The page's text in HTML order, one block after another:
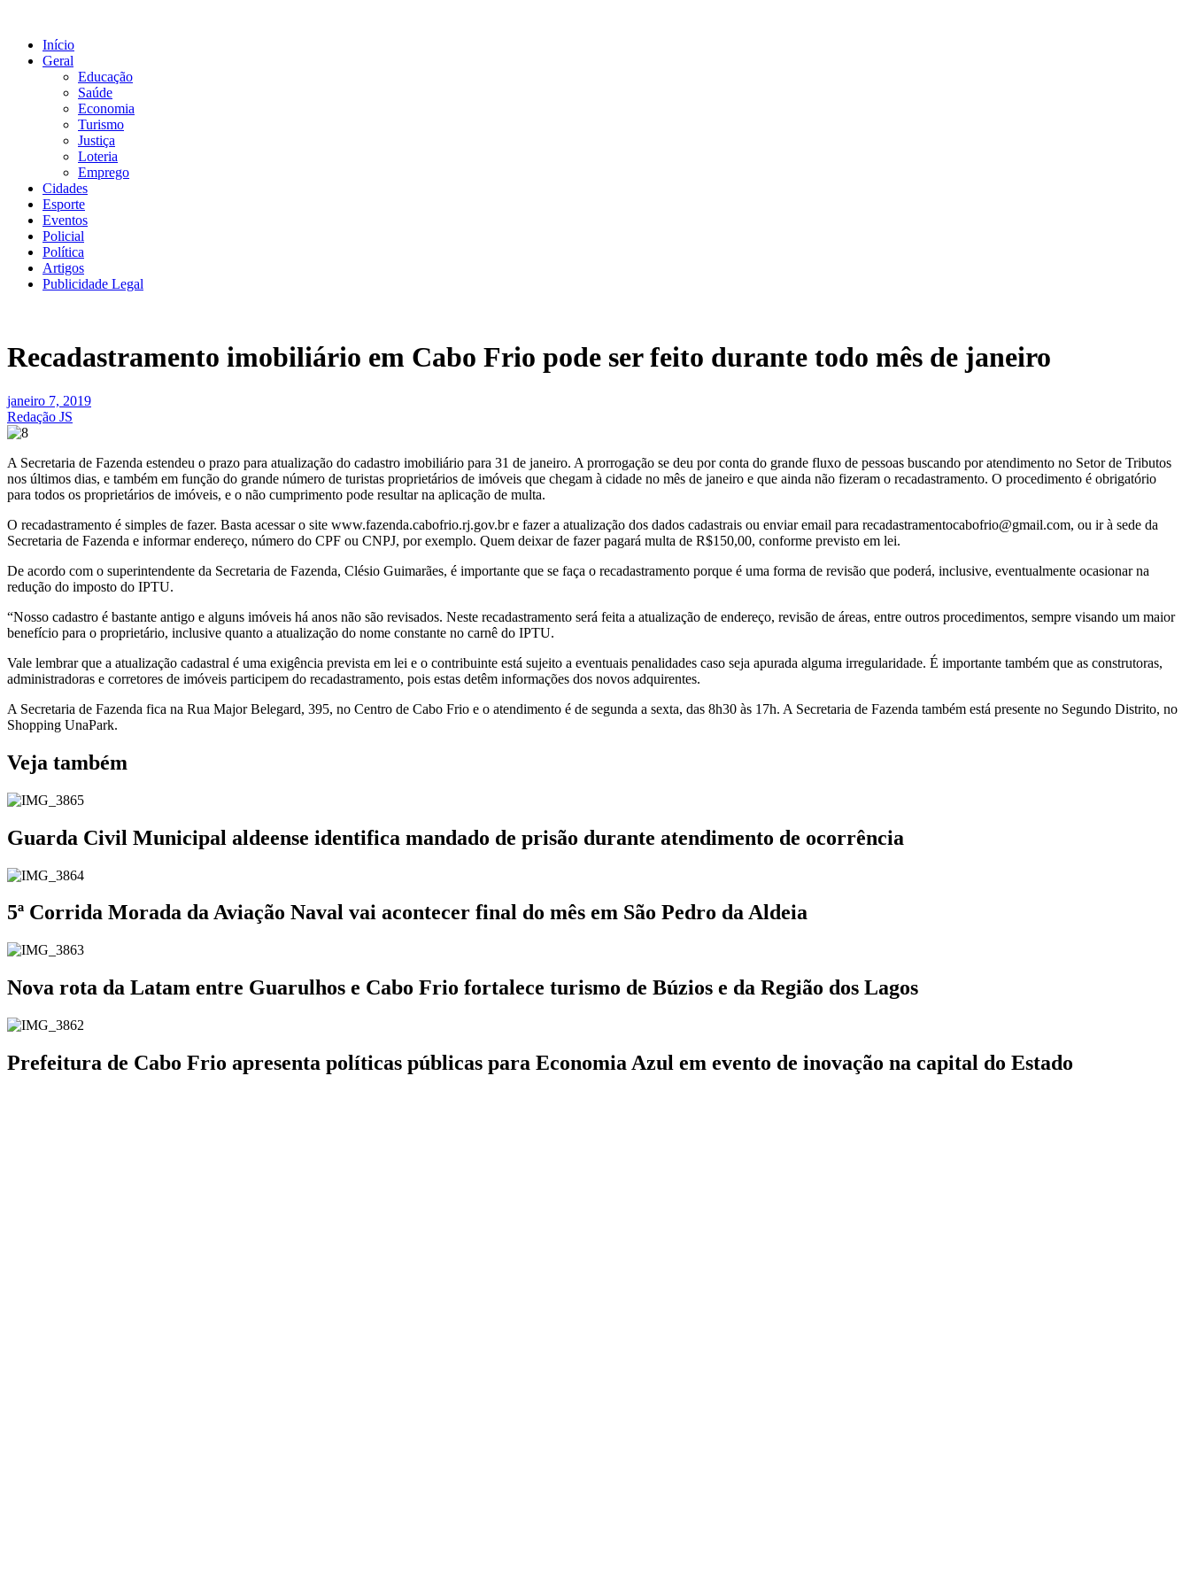
conteúdo
Início
Geral
Educação
Saúde
Economia
Turismo
Justiça
Loteria
Emprego
Cidades
Esporte
Eventos
Policial
Política
Artigos
Publicidade Legal
Recadastramento imobiliário em Cabo Frio pode ser feito durante todo mês de janeiro
janeiro 7, 2019
Redação JS
A Secretaria de Fazenda estendeu o prazo para atualização do cadastro imobiliário para 31 de janeiro. A prorrogação se deu por conta do grande fluxo de pessoas buscando por atendimento no Setor de Tributos
nos últimos dias, e também em função do grande número de turistas proprietários de imóveis que chegam à cidade no mês de janeiro e que ainda não fizeram o recadastramento. O procedimento é obrigatório
para todos os proprietários de imóveis, e o não cumprimento pode resultar na aplicação de multa.
O recadastramento é simples de fazer. Basta acessar o site www.fazenda.cabofrio.rj.gov.br e fazer a atualização dos dados cadastrais ou enviar email para recadastramentocabofrio@gmail.com, ou ir à sede da
Secretaria de Fazenda e informar endereço, número do CPF ou CNPJ, por exemplo. Quem deixar de fazer pagará multa de R$150,00, conforme previsto em lei.
De acordo com o superintendente da Secretaria de Fazenda, Clésio Guimarães, é importante que se faça o recadastramento porque é uma forma de revisão que poderá, inclusive, eventualmente ocasionar na
redução do imposto do IPTU.
“Nosso cadastro é bastante antigo e alguns imóveis há anos não são revisados. Neste recadastramento será feita a atualização de endereço, revisão de áreas, entre outros procedimentos, sempre visando um maior
benefício para o proprietário, inclusive quanto a atualização do nome constante no carnê do IPTU.
Vale lembrar que a atualização cadastral é uma exigência prevista em lei e o contribuinte está sujeito a eventuais penalidades caso seja apurada alguma irregularidade. É importante também que as construtoras,
administradoras e corretores de imóveis participem do recadastramento, pois estas detêm informações dos novos adquirentes.
A Secretaria de Fazenda fica na Rua Major Belegard, 395, no Centro de Cabo Frio e o atendimento é de segunda a sexta, das 8h30 às 17h. A Secretaria de Fazenda também está presente no Segundo Distrito, no
Shopping UnaPark.
Veja também
Guarda Civil Municipal aldeense identifica mandado de prisão durante atendimento de ocorrência
5ª Corrida Morada da Aviação Naval vai acontecer final do mês em São Pedro da Aldeia
Nova rota da Latam entre Guarulhos e Cabo Frio fortalece turismo de Búzios e da Região dos Lagos
Prefeitura de Cabo Frio apresenta políticas públicas para Economia Azul em evento de inovação na capital do Estado